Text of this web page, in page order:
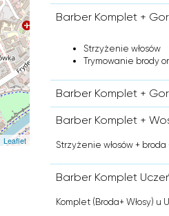
Leaflet
Barber Komplet +
Strzyżenie włosów
Trymowanie brody
Barber Komplet +
Barber Komplet +
Strzyżenie włosów +
Barber Komplet
Komplet (Broda+ Włosy) u